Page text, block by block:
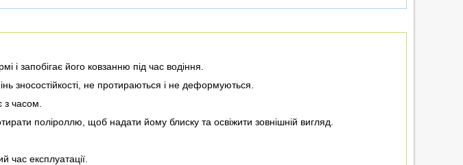
і запобігає його ковзанню під час водіння.
зносостійкості, не протираються і не деформуються.
з часом.
поліроллю, щоб надати йому блиску та освіжити зовнішній вигляд.
час експлуатації.